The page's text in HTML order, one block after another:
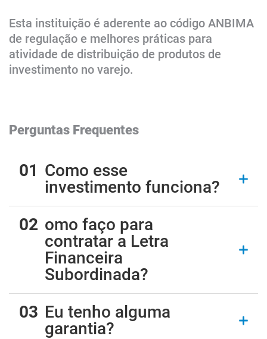
Esta instituição é aderente ao código ANBIMA
de regulação e melhores práticas para
atividade de distribuição de produtos de
investimento no varejo.​​​​​​​
Perguntas Frequentes
Como esse
investimento funciona?
omo faço para
contratar a Letra
Financeira
Subordinada?
Eu tenho alguma
garantia?